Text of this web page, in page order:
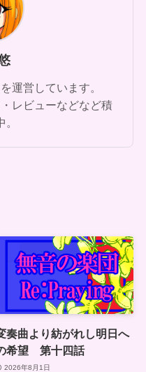
運営しています。
レビューなどなど積
奏曲より紡がれし明日へ
希望 第十四話
2026年8月1日